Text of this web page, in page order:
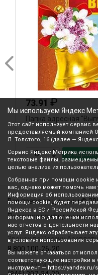
73.91 ₽
Папка адресная
В
Все права защищены ©
Политика
Звонок по России
8 800 100-26-20
Принимаем звонки
Мы используем Яндекс
Этот сайт использует сервис
предоставляемый компанией
Л. Толстого, 16 (далее —
Сервис Яндекс Метрика
текстовые файлы,
целью анализа их
Собранная при помощи cookie
вас, однако может помочь нам
Информация об
помощи cookie, будет
Яндекса в ЕС и Российской
информацию для оценки
нас отчетов о деятельности
услуг. Яндекс обрабатывает
в условиях использования
Вы можете отказаться от
соответствующие настройки
инструмент — https://